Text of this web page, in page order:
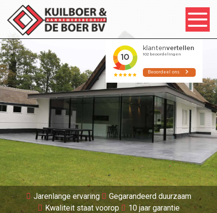
Jarenlange ervaring
Gegarandeerd duurzaam
Kwaliteit staat voorop
10 jaar garantie